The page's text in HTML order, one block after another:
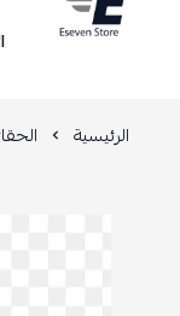
STORE
الرئيسية